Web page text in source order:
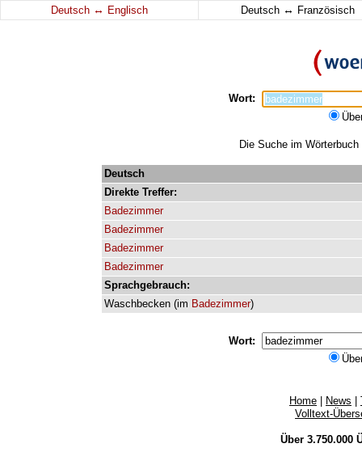
Deutsch ↔ Englisch Deutsch ↔ Französisch
Wort:
Die Suche im
Deutsch
Direkte Treffer:
Badezimmer
Badezimmer
Badezimmer
Badezimmer
Sprachgebrauch:
Waschbecken (im Badezimmer)
Wort:
Home News
Volltext-
Über 3.750.000